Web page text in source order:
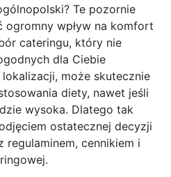
Te pozornie
ogromny wpływ na komfort
cateringu, który nie
dla Ciebie
może skutecznie
diety, nawet jeśli
wysoka. Dlatego tak
ostatecznej decyzji
regulaminem, cennikiem i